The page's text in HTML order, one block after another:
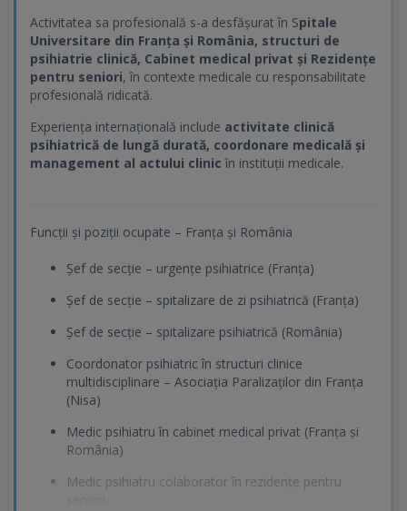
Activitatea sa profesională s-a desfășurat în Spitale
Universitare din Franța și România, structuri de
psihiatrie clinică, Cabinet medical privat și Rezidențe
pentru seniori, în contexte medicale cu responsabilitate
profesională ridicată.
Experiența internațională include activitate clinică
psihiatrică de lungă durată, coordonare medicală și
management al actului clinic în instituții medicale.
Funcții și poziții ocupate – Franța și România
Șef de secție – urgențe psihiatrice (Franța)
Șef de secție – spitalizare de zi psihiatrică (Franța)
Șef de secție – spitalizare psihiatrică (România)
Coordonator psihiatric în structuri clinice
multidisciplinare – Asociația Paralizaților din Franța
(Nisa)
Medic psihiatru în cabinet medical privat (Franța și
România)
Medic psihiatru colaborator în rezidențe pentru